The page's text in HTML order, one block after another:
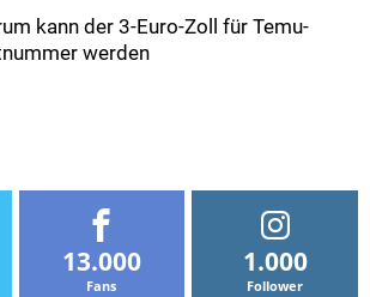
kann der 3-Euro-Zoll für Temu-
werden
13.000
Fans
1.000
Follower